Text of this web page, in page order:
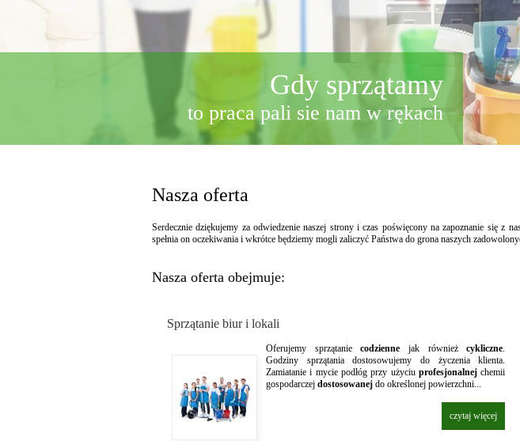
Gdy sprzątamy
to praca pali sie nam w rękach
Nasza oferta
Serdecznie dziękujemy za odwiedzenie naszej strony i czas poświęcony na zapoznanie się z
spełnia on oczekiwania i wkrótce będziemy mogli zaliczyć Państwa do grona naszych
Nasza oferta obejmuje:
Sprzątanie biur i lokali
Oferujemy sprzątaniecodzienne jak równieżcykliczne.
Godziny sprzątania dostosowujemy do życzenia klienta.
Zamiatanie i mycie podłóg przy użyciuprofesjonalnej chemii
gospodarczejdostosowanej do określonej powierzchni...
czytaj więcej